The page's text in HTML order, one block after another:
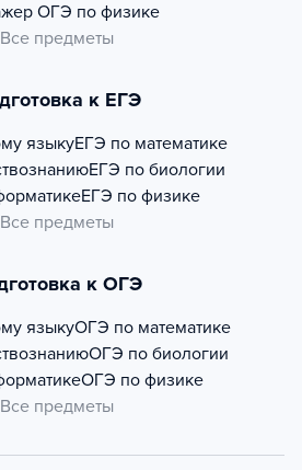
ОГЭ по физике
Все предметы
к ЕГЭ
языкуЕГЭ по математике
ЕГЭ по биологии
ЕГЭ по физике
Все предметы
к ОГЭ
языкуОГЭ по математике
ОГЭ по биологии
ОГЭ по физике
Все предметы